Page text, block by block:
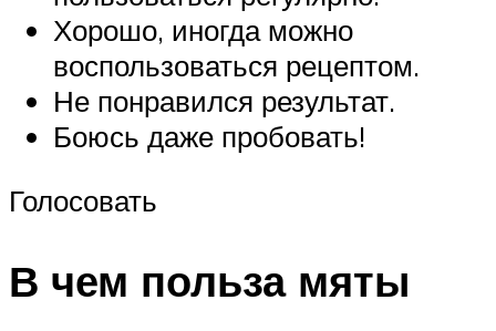
Хорошо, иногда можно
воспользоваться рецептом.
Не понравился результат.
Боюсь даже пробовать!
Голосовать
В чем польза мяты